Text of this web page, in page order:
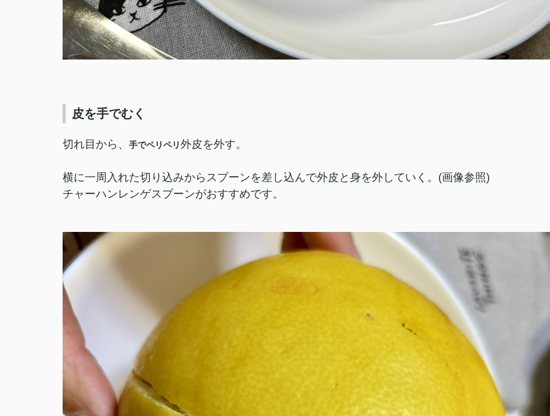
皮を手でむく
切れ目から、 手でペリペリ外皮を外す。
横に一周入れた切り込みからスプーンを差し込んで外皮と身を外していく。(画像参照)
チャーハンレンゲスプーンがおすすめです。